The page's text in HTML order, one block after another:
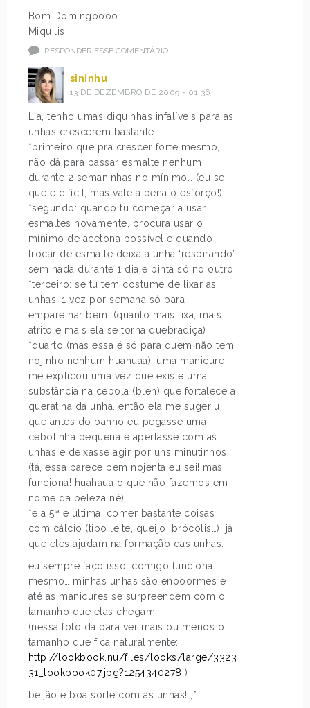
Bom Domingoooo
Miquilis
RESPONDER ESSE COMENTÁRIO
sininhu
13 DE DEZEMBRO DE 2009 - 01:36
Lia, tenho umas diquinhas infalíveis para as
unhas crescerem bastante:
*primeiro que pra crescer forte mesmo,
não dá para passar esmalte nenhum
durante 2 semaninhas no mínimo… (eu sei
que é difícil, mas vale a pena o esforço!)
*segundo: quando tu começar a usar
esmaltes novamente, procura usar o
mínimo de acetona possível e quando
trocar de esmalte deixa a unha ‘respirando’
sem nada durante 1 dia e pinta só no outro.
*terceiro: se tu tem costume de lixar as
unhas, 1 vez por semana só para
emparelhar bem. (quanto mais lixa, mais
atrito e mais ela se torna quebradiça)
*quarto (mas essa é só para quem não tem
nojinho nenhum huahuaa): uma manicure
me explicou uma vez que existe uma
substância na cebola (bleh) que fortalece a
queratina da unha. então ela me sugeriu
que antes do banho eu pegasse uma
cebolinha pequena e apertasse com as
unhas e deixasse agir por uns minutinhos.
(tá, essa parece bem nojenta eu sei! mas
funciona! huahaua o que não fazemos em
nome da beleza né)
*e a 5ª e última: comer bastante coisas
com cálcio (tipo leite, queijo, brócolis…), já
que eles ajudam na formação das unhas.
eu sempre faço isso, comigo funciona
mesmo… minhas unhas são enooormes e
até as manicures se surpreendem com o
tamanho que elas chegam.
(nessa foto dá para ver mais ou menos o
tamanho que fica naturalmente:
http://lookbook.nu/files/looks/large/3323
31_lookbook07.jpg?1254340278 )
beijão e boa sorte com as unhas! ;*